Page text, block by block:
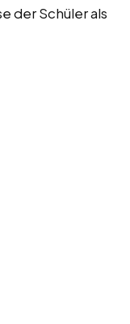
der Schüler als